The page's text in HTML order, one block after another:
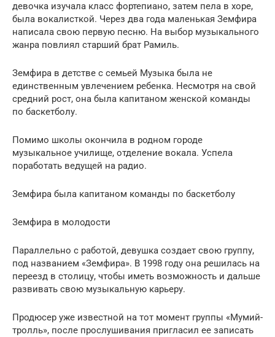
девочка изучала класс фортепиано, затем пела в хоре,
была вокалисткой. Через два года маленькая Земфира
написала свою первую песню. На выбор музыкального
жанра повлиял старший брат Рамиль.
Земфира в детстве с семьей Музыка была не
единственным увлечением ребенка. Несмотря на свой
средний рост, она была капитаном женской команды
по баскетболу.
Помимо школы окончила в родном городе
музыкальное училище, отделение вокала. Успела
поработать ведущей на радио.
Земфира была капитаном команды по баскетболу
Земфира в молодости
Параллельно с работой, девушка создает свою группу,
под названием «Земфира». В 1998 году она решилась на
переезд в столицу, чтобы иметь возможность и дальше
развивать свою музыкальную карьеру.
Продюсер уже известной на тот момент группы «Мумий-
тролль», после прослушивания пригласил ее записать